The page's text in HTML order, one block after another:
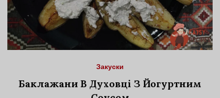
Закуски
Баклажани В Духовці З Йогуртним